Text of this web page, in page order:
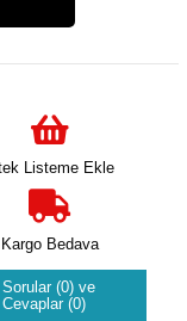
Listeme Ekle
Kargo Bedava
Sorular (0) ve
Cevaplar (0)